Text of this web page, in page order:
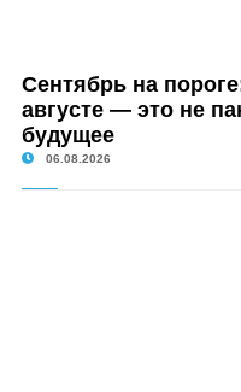
Сентябрь на
августе — это не
будущее
06.08.2026